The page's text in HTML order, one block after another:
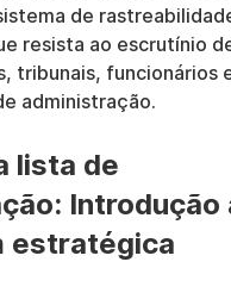
de
resista ao escrutínio
tribunais, funcionários
administração.
lista de
Introdução
estratégica